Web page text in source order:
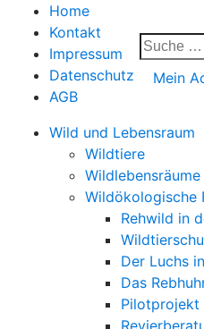
Home
Kontakt
Impressum
Datenschutz
AGB
Mein
Wild und Lebensraum
Wildtiere
Wildlebensräume
Wildökologische
Rehwild in
Der Luchs
Das
Pilotprojekt